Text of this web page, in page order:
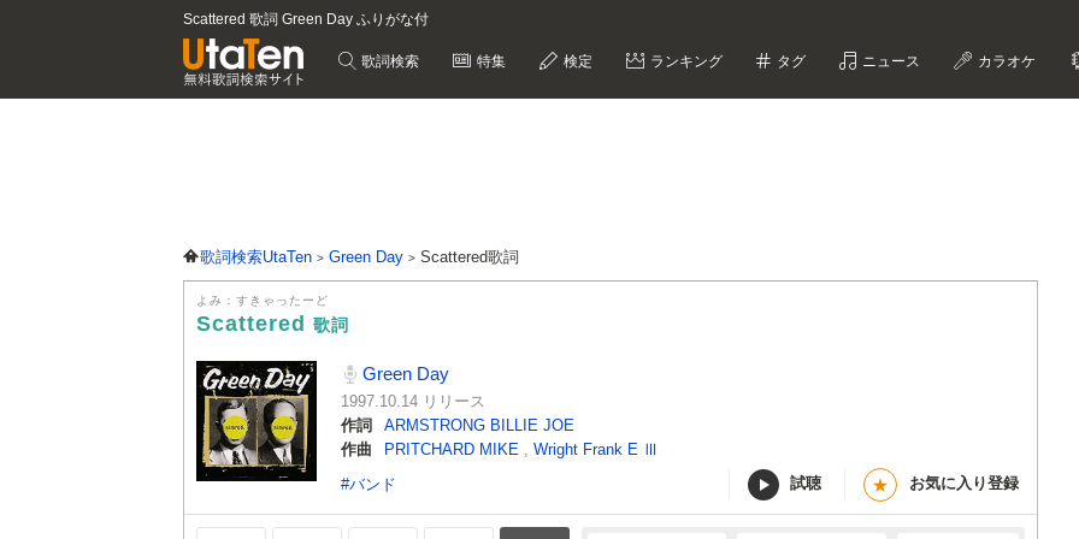
Scattered 歌詞 Green Day ふりがな付
歌詞検索 特集 検定 ランキング タグ ニュース カラオケ
歌詞検索UtaTen Green Day Scattered歌詞
よみ：すきゃったーど
Scattered 歌詞
Green Day
1997.10.14 リリース
作詞
ARMSTRONG BILLIE JOE
作曲
PRITCHARD MIKE , Wright Frank E Ⅲ
#バンド
試聴 ★ お気に入り登録